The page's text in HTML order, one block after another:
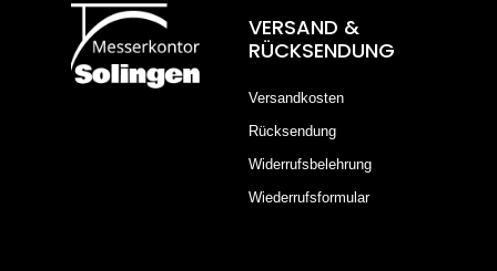
VERSAND &
RÜCKSENDUNG
Versandkosten
Rücksendung
Widerrufsbelehrung
Wiederrufsformular